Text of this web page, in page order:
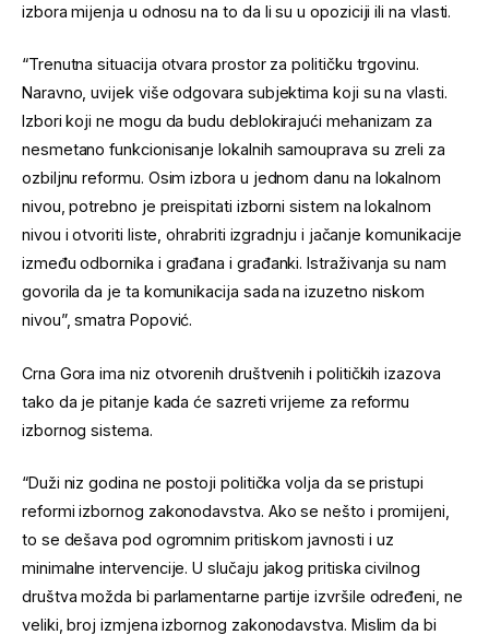
izbora mijenja u odnosu na to da li su u opoziciji ili na vlasti.
“Trenutna situacija otvara prostor za političku trgovinu.
Naravno, uvijek više odgovara subjektima koji su na vlasti.
Izbori koji ne mogu da budu deblokirajući mehanizam za
nesmetano funkcionisanje lokalnih samouprava su zreli za
ozbiljnu reformu. Osim izbora u jednom danu na lokalnom
nivou, potrebno je preispitati izborni sistem na lokalnom
nivou i otvoriti liste, ohrabriti izgradnju i jačanje komunikacije
između odbornika i građana i građanki. Istraživanja su nam
govorila da je ta komunikacija sada na izuzetno niskom
nivou”, smatra Popović.
Crna Gora ima niz otvorenih društvenih i političkih izazova
tako da je pitanje kada će sazreti vrijeme za reformu
izbornog sistema.
“Duži niz godina ne postoji politička volja da se pristupi
reformi izbornog zakonodavstva. Ako se nešto i promijeni,
to se dešava pod ogromnim pritiskom javnosti i uz
minimalne intervencije. U slučaju jakog pritiska civilnog
društva možda bi parlamentarne partije izvršile određeni, ne
veliki, broj izmjena izbornog zakonodavstva. Mislim da bi